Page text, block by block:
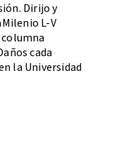
Dirijo y
L-V
cada
la Universidad